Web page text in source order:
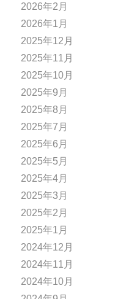
2026年2月
2026年1月
2025年12月
2025年11月
2025年10月
2025年9月
2025年8月
2025年7月
2025年6月
2025年5月
2025年4月
2025年3月
2025年2月
2025年1月
2024年12月
2024年11月
2024年10月